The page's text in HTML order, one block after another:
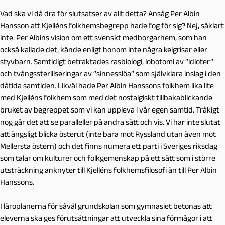
Vad ska vi då dra för slutsatser av allt detta? Ansåg Per Albin
Hansson att Kjelléns folkhemsbegrepp hade fog för sig? Nej, såklart
inte. Per Albins vision om ett svenskt medborgarhem, som han
också kallade det, kände enligt honom inte några kelgrisar eller
styvbarn. Samtidigt betraktades rasbiologi, lobotomi av ”idioter”
och tvångssteriliseringar av ”sinnesslöa” som självklara inslag i den
dåtida samtiden. Likväl hade Per Albin Hanssons folkhem lika lite
med Kjelléns folkhem som med det nostalgiskt tillbakablickande
bruket av begreppet som vi kan uppleva i vår egen samtid. Tråkigt
nog går det att se paralleller på andra sätt och vis. Vi har inte slutat
att ängsligt blicka österut (inte bara mot Ryssland utan även mot
Mellersta östern) och det finns numera ett parti i Sveriges riksdag
som talar om kulturer och folkgemenskap på ett sätt som i större
utsträckning anknyter till Kjelléns folkhemsfilosofi än till Per Albin
Hanssons.
I läroplanerna för såväl grundskolan som gymnasiet betonas att
eleverna ska ges förutsättningar att utveckla sina förmågor i att